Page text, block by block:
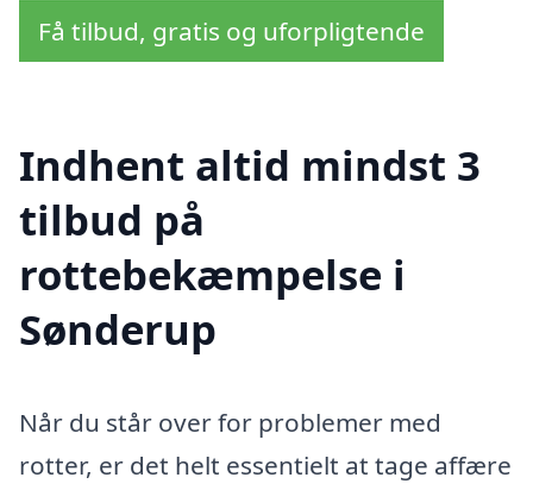
Få tilbud, gratis og uforpligtende
Indhent altid mindst 3
tilbud på
rottebekæmpelse i
Sønderup
Når du står over for problemer med
rotter, er det helt essentielt at tage affære